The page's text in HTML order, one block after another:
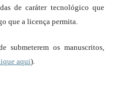
de caráter tecnológico que
que a licença permita.
submeterem os manuscritos,
aqui).